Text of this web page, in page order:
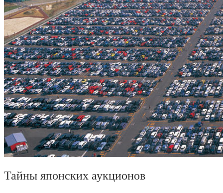
Тайны японских аукционов